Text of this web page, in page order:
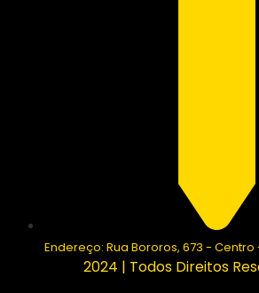
Endereço: Rua Bororos, 673 -
2024 | Todos Direitos